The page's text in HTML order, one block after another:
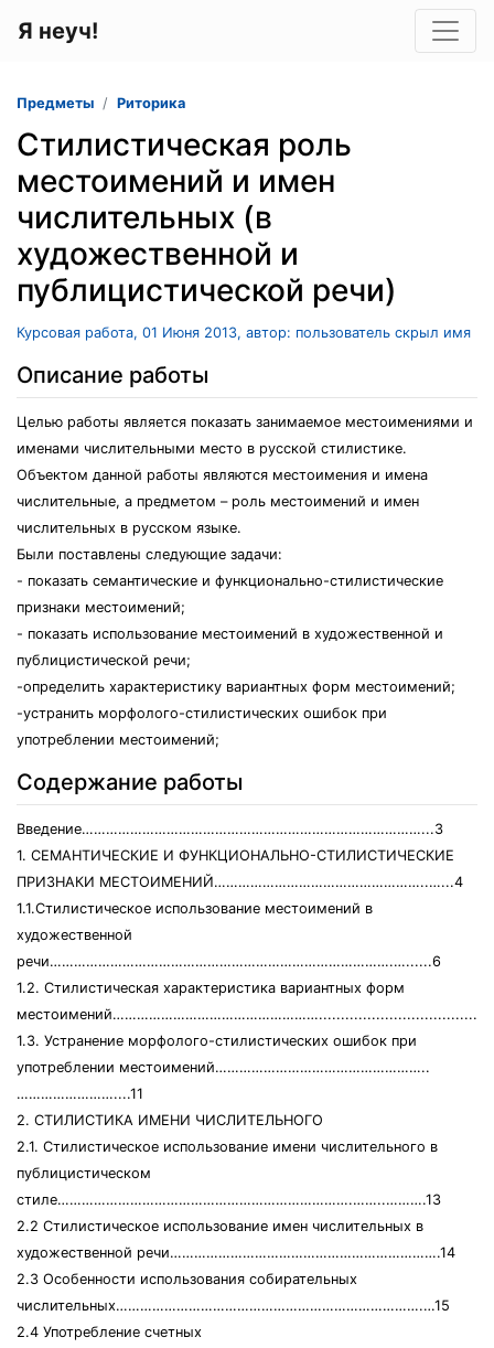
Я неуч!
Предметы Риторика
Стилистическая роль
местоимений и имен
числительных (в
художественной и
публицистической речи)
Курсовая работа, 01 Июня 2013, автор: пользователь скрыл имя
Описание работы
Целью работы является показать занимаемое местоимениями и
именами числительными место в русской стилистике.
Объектом данной работы являются местоимения и имена
числительные, а предметом – роль местоимений и имен
числительных в русском языке.
Были поставлены следующие задачи:
- показать семантические и функционально-стилистические
признаки местоимений;
- показать использование местоимений в художественной и
публицистической речи;
-определить характеристику вариантных форм местоимений;
-устранить морфолого-стилистических ошибок при
употреблении местоимений;
Содержание работы
Введение…………………………………………………………………………...3
1. СЕМАНТИЧЕСКИЕ И ФУНКЦИОНАЛЬНО-СТИЛИСТИЧЕСКИЕ
ПРИЗНАКИ МЕСТОИМЕНИЙ……………………………………………..…...4
1.1.Стилистическое использование местоимений в
художественной
речи………………………………………………………………………….…......6
1.2. Стилистическая характеристика вариантных форм
1.3. Устранение морфолого-стилистических ошибок при
употреблении местоимений……………………………………………..
……………………....11
2. СТИЛИСТИКА ИМЕНИ ЧИСЛИТЕЛЬНОГО
2.1. Стилистическое использование имени числительного в
публицистическом
стиле……………………………………………………………….……..……….13
2.2 Стилистическое использование имен числительных в
художественной речи………………………………………………………….14
2.3 Особенности использования собирательных
числительных………………………………………………………………….…15
2.4 Употребление счетных